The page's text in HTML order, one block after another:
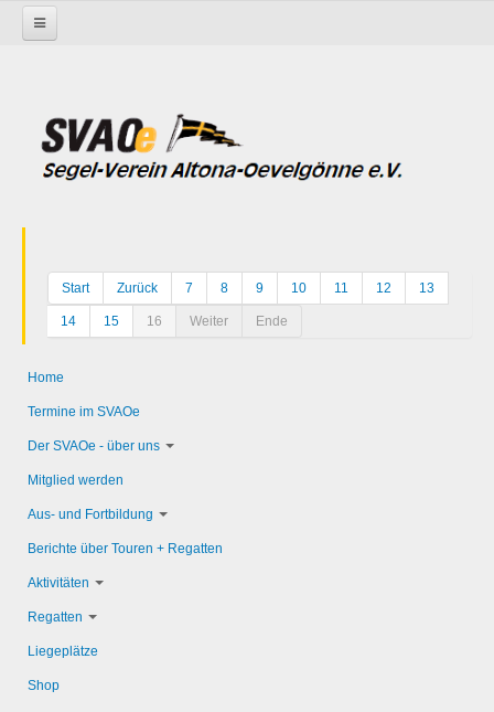
Start Zurück 7 8 9 10 11 12 13
14 15 16 Weiter Ende
Home
Termine im SVAOe
Der SVAOe - über uns
Mitglied werden
Aus- und Fortbildung
Berichte über Touren + Regatten
Aktivitäten
Regatten
Liegeplätze
Shop